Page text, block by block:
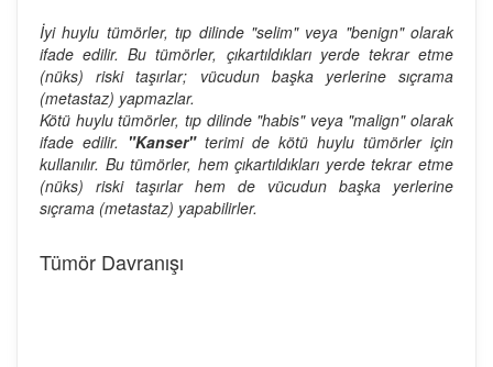
İyi huylu tümörler, tıp dilinde "selim" veya "benign" olarak
ifade edilir. Bu tümörler, çıkartıldıkları yerde tekrar etme
(nüks) riski taşırlar; vücudun başka yerlerine sıçrama
(metastaz) yapmazlar.
Kötü huylu tümörler, tıp dilinde "habis" veya "malign" olarak
ifade edilir. "Kanser"terimi de kötü huylu tümörler için
kullanılır. Bu tümörler, hem çıkartıldıkları yerde tekrar etme
(nüks) riski taşırlar hem de vücudun başka yerlerine
sıçrama (metastaz) yapabilirler.
Tümör Davranışı